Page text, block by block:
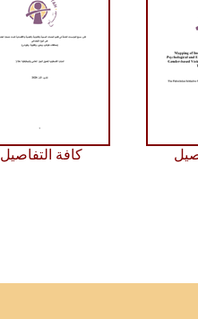
كافة التفاصيل